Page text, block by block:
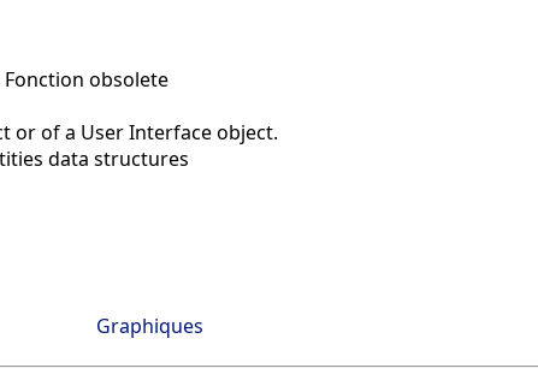
obsolete
or of a User Interface object.
data structures
Graphiques